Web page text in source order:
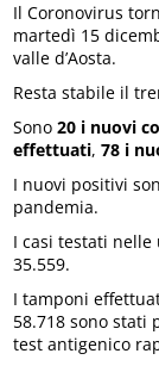
Il Coronovirus
martedì 15
valle d’Aosta.
Resta stabile il
Sono20 i nuovi
effettuati,78 i
I nuovi positivi
pandemia.
I casi testati
35.559.
I tamponi
58.718 sono stati
test antigenico